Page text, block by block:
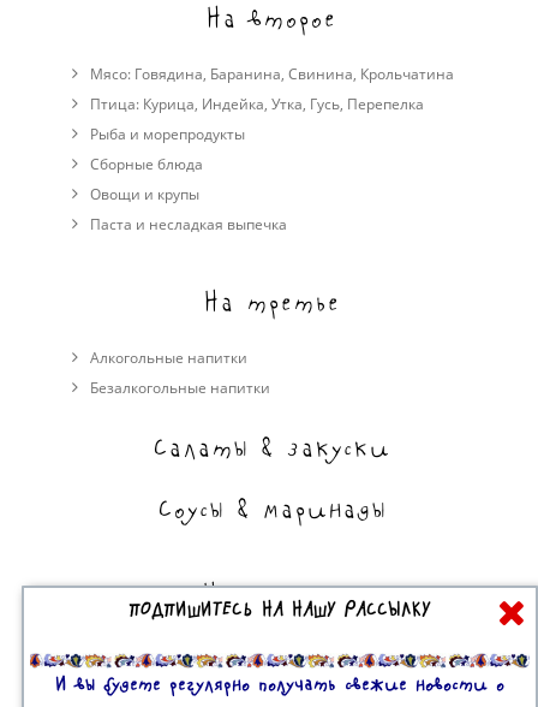
На второе
Мясо: Говядина, Баранина, Свинина, Крольчатина
Птица: Курица, Индейка, Утка, Гусь, Перепелка
Рыба и морепродукты
Сборные блюда
Овощи и крупы
Паста и несладкая выпечка
На третье
Алкогольные напитки
Безалкогольные напитки
Салаты & закуски
Соусы & маринады
На сладкое
Торты, пирожные, выпечка
Десерты
ПОДПИШИТЕСЬ НА НАШУ РАССЫЛКУ
И вы будете регулярно получать свежие новости о